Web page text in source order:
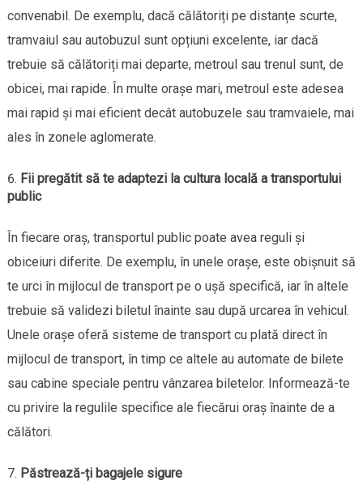
convenabil. De exemplu, dacă călătoriți pe distanțe scurte,
tramvaiul sau autobuzul sunt opțiuni excelente, iar dacă
trebuie să călătoriți mai departe, metroul sau trenul sunt, de
obicei, mai rapide. În multe orașe mari, metroul este adesea
mai rapid și mai eficient decât autobuzele sau tramvaiele, mai
ales în zonele aglomerate.
Fii pregătit să te adaptezi la cultura locală a transportului
public
În fiecare oraș, transportul public poate avea reguli și
obiceiuri diferite. De exemplu, în unele orașe, este obișnuit să
te urci în mijlocul de transport pe o ușă specifică, iar în altele
trebuie să validezi biletul înainte sau după urcarea în vehicul.
Unele orașe oferă sisteme de transport cu plată direct în
mijlocul de transport, în timp ce altele au automate de bilete
sau cabine speciale pentru vânzarea biletelor. Informează-te
cu privire la regulile specifice ale fiecărui oraș înainte de a
călători.
Păstrează-ți bagajele sigure